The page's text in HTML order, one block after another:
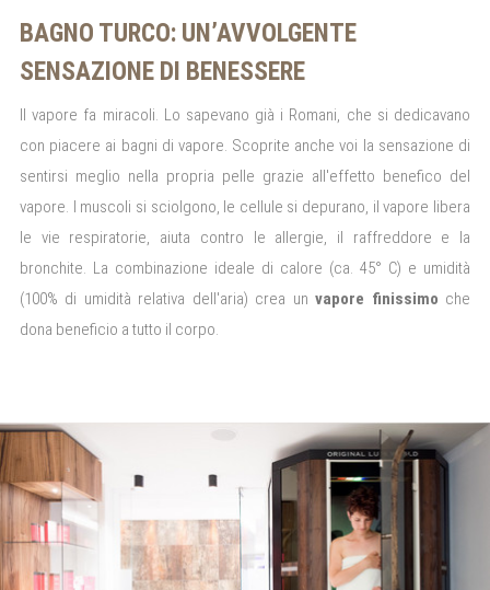
BAGNO TURCO: UN’AVVOLGENTE
SENSAZIONE DI BENESSERE
Il vapore fa miracoli. Lo sapevano già i Romani, che si dedicavano
con piacere ai bagni di vapore. Scoprite anche voi la sensazione di
sentirsi meglio nella propria pelle grazie all'effetto benefico del
vapore. I muscoli si sciolgono, le cellule si depurano, il vapore libera
le vie respiratorie, aiuta contro le allergie, il raffreddore e la
bronchite. La combinazione ideale di calore (ca. 45° C) e umidità
(100% di umidità relativa dell'aria) crea unvapore finissimo che
dona beneficio a tutto il corpo.